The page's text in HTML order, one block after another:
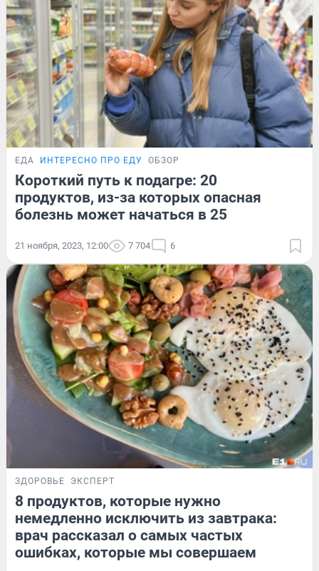
ЕДА ИНТЕРЕСНО ПРО ЕДУ ОБЗОР
Короткий путь к подагре: 20
продуктов, из-за которых опасная
болезнь может начаться в 25
21 ноября, 2023, 12:00 7 704 6
ЗДОРОВЬЕ ЭКСПЕРТ
8 продуктов, которые нужно
немедленно исключить из завтрака:
врач рассказал о самых частых
ошибках, которые мы совершаем